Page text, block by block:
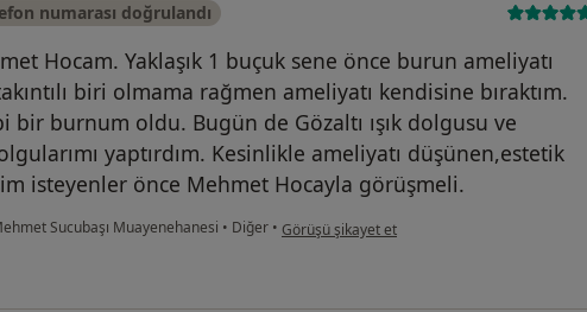
numarası doğrulandı
Hocam. Yaklaşık 1 buçuk sene önce burun ameliyatı
biri olmama rağmen ameliyatı kendisine bıraktım.
bir burnum oldu. Bugün de Gözaltı ışık dolgusu ve
yaptırdım. Kesinlikle ameliyatı düşünen,estetik
isteyenler önce Mehmet Hocayla görüşmeli.
Sucubaşı Muayenehanesi • Diğer • kullanıcının görüşüne göre i̇...m
Görüşü şikayet et